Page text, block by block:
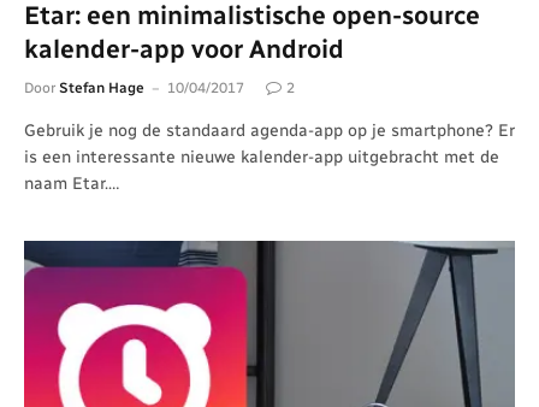
Etar: een minimalistische open-source
kalender-app voor Android
Door Stefan Hage 10/04/2017 2
Gebruik je nog de standaard agenda-app op je smartphone? Er
is een interessante nieuwe kalender-app uitgebracht met de
naam Etar.…